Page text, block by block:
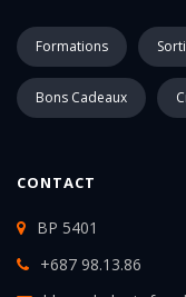
Formations
Bons Cadeaux
CONTACT
BP 5401
+687 98.13.86